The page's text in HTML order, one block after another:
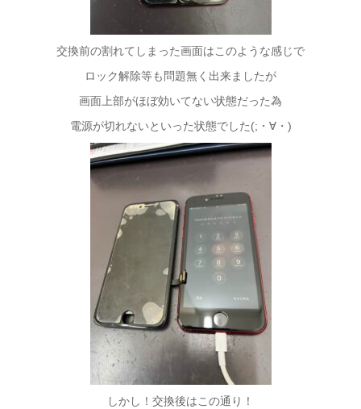
交換前の割れてしまった画面はこのような感じで
ロック解除等も問題無く出来ましたが
画面上部がほぼ効いてない状態だった為
電源が切れないといった状態でした(;・∀・)
しかし！交換後はこの通り！